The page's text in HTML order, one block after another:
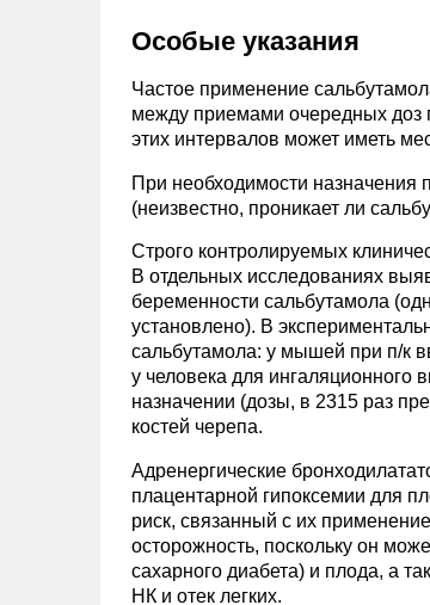
Особые указания
Частое применение
между приемами очередных доз
этих интервалов может иметь
При необходимости назначения
(неизвестно, проникает ли
Строго контролируемых
В отдельных исследованиях
беременности сальбутамола
установлено). В
сальбутамола: у мышей при п/к
у человека для ингаляционного
назначении (дозы, в 2315 раз
костей черепа.
Адренергические
плацентарной гипоксемии для
риск, связанный с их
осторожность, поскольку он
сахарного диабета) и плода, а
НК и отек легких.